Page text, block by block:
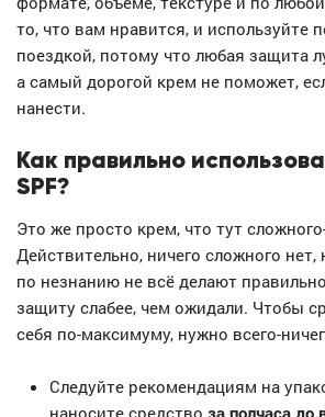
то, что вам нравится, и используйте
поездкой, потому что любая защита
а самый дорогой крем не поможет,
нанести.
Как правильно
SPF?
Это же просто крем, что тут
Действительно, ничего сложного нет,
по незнанию не всё делают
защиту слабее, чем ожидали. Чтобы
себя по-максимуму, нужно всего-
Следуйте рекомендациям на
наносите средство за полчаса до